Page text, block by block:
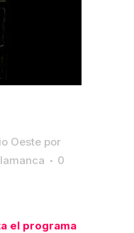
Oeste por
0
el programa